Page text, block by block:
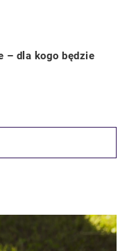
– dla kogo będzie